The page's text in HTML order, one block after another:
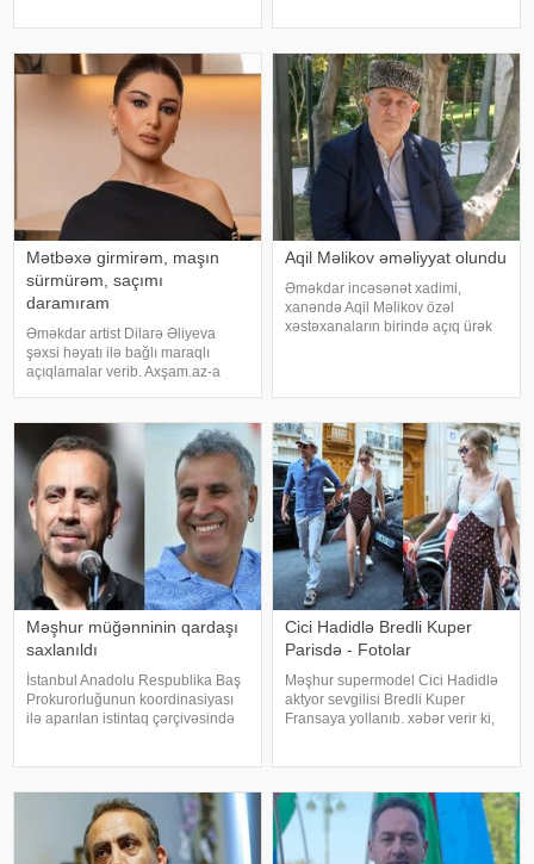
olduğunu bildirib:. "Bu gün
gözlənilmədə
Tolqa Akış üzvlərin sentyabr
ayında İstanbuldak
Mətbəxə girmirəm, maşın
sürmürəm, saçımı
daramıram
Əməkdar artist Dilarə Əliyeva
şəxsi həyatı ilə bağlı maraqlı
açıqlamalar verib. Axşam.az-a
avtomobil idarə etmədiyini deyib.
O, sürücü ilə hərəkə
Aqil Məlikov əməliyyat olundu
Əməkdar incəsənət xadimi,
xanəndə Aqil Məlikov özəl
xəstəxanaların birində açıq ürək
Məşhur müğənninin qardaşı
saxlanıldı
İstanbul Anadolu Respublika Baş
Prokurorluğunun koordinasiyası
ilə aparılan istintaq çərçivəsində
vaxtda həyata keçirilə
Cici Hadidlə Bredli Kuper
Parisdə - Fotolar
Məşhur supermodel Cici Hadidlə
aktyor sevgilisi Bredli Kuper
Fransaya yollanıb. xəbər verir ki,
Malikdən ayrıldıqdan sonra Cicini